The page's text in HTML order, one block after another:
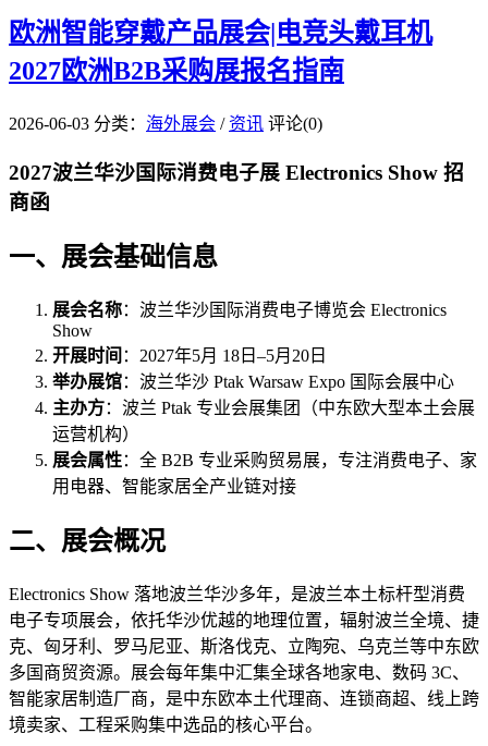
欧洲智能穿戴产品展会|电竞头戴耳机
2027欧洲B2B采购展报名指南
2026-06-03 分类： 海外展会 / 资讯 评论(0)
2027波兰华沙国际消费电子展 Electronics Show 招
商函
一、展会基础信息
展会名称：波兰华沙国际消费电子博览会 Electronics
Show
开展时间 ：2027年5月 18日–5月20日
举办展馆：波兰华沙 Ptak Warsaw Expo 国际会展中心
主办方：波兰 Ptak 专业会展集团（中东欧大型本土会展
运营机构）
展会属性：全 B2B 专业采购贸易展，专注消费电子、家
用电器、智能家居全产业链对接
二、展会概况
Electronics Show 落地波兰华沙多年，是波兰本土标杆型消费
电子专项展会，依托华沙优越的地理位置，辐射波兰全境、捷
克、匈牙利、罗马尼亚、斯洛伐克、立陶宛、乌克兰等中东欧
多国商贸资源。展会每年集中汇集全球各地家电、数码 3C、
智能家居制造厂商，是中东欧本土代理商、连锁商超、线上跨
境卖家、工程采购集中选品的核心平台。